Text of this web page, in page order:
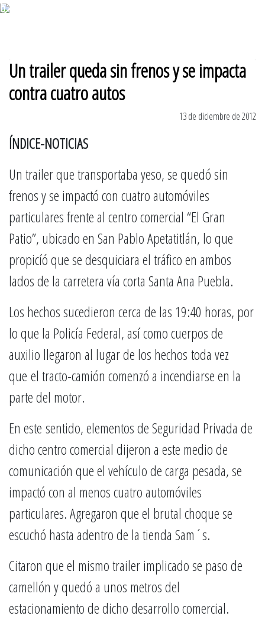
6 de agosto 2026
Un trailer queda sin frenos y se impacta
contra cuatro autos
13 de diciembre de 2012
ÍNDICE-NOTICIAS
Un trailer que transportaba yeso, se quedó sin
frenos y se impactó con cuatro automóviles
particulares frente al centro comercial “El Gran
Patio”, ubicado en San Pablo Apetatitlán, lo que
propicíó que se desquiciara el tráfico en ambos
lados de la carretera vía corta Santa Ana Puebla.
Los hechos sucedieron cerca de las 19:40 horas, por
lo que la Policía Federal, así como cuerpos de
auxilio llegaron al lugar de los hechos toda vez
que el tracto-camión comenzó a incendiarse en la
parte del motor.
En este sentido, elementos de Seguridad Privada de
dicho centro comercial dijeron a este medio de
comunicación que el vehículo de carga pesada, se
impactó con al menos cuatro automóviles
particulares. Agregaron que el brutal choque se
escuchó hasta adentro de la tienda Sam´s.
Citaron que el mismo trailer implicado se paso de
camellón y quedó a unos metros del
estacionamiento de dicho desarrollo comercial.